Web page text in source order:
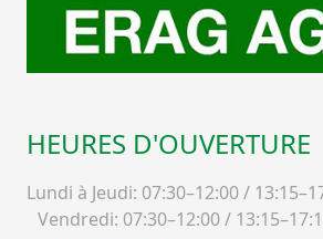
HEURES D'OUVERTURE
Lundi à Jeudi: 07:30–12:00 /
Vendredi: 07:30–12:00 /